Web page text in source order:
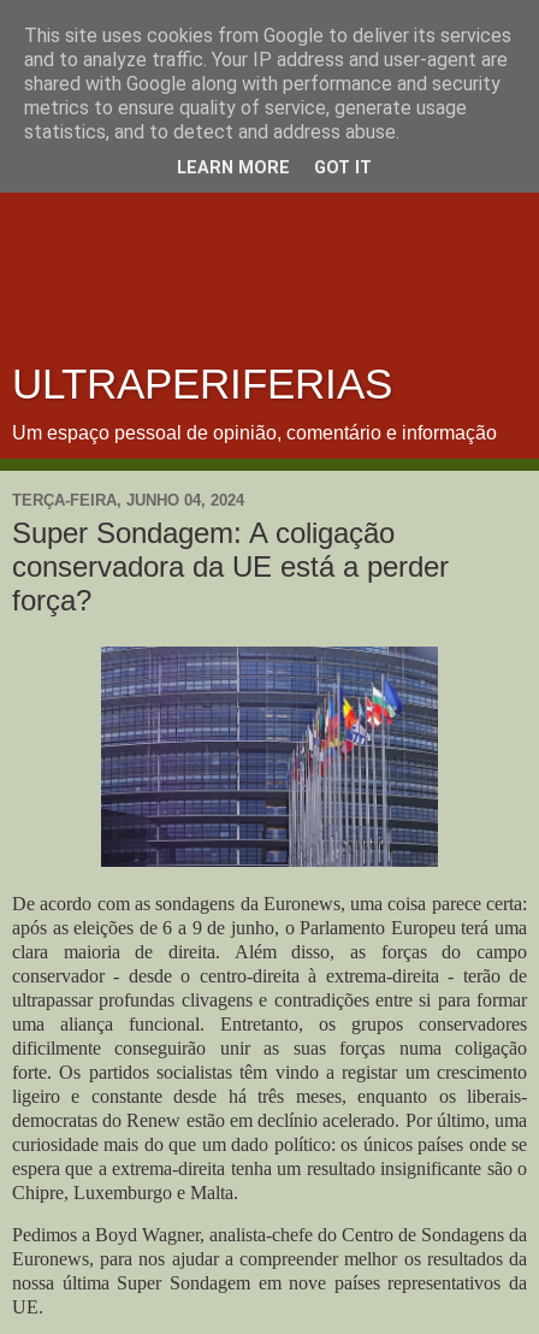
ULTRAPERIFERIAS
Um espaço pessoal de opinião, comentário e informação
TERÇA-FEIRA, JUNHO 04, 2024
Super Sondagem: A coligação
conservadora da UE está a perder
força?
De acordo com as sondagens da Euronews, uma coisa parece certa:
após as eleições de 6 a 9 de junho, o Parlamento Europeu terá uma
clara maioria de direita. Além disso, as forças do campo
conservador - desde o centro-direita à extrema-direita - terão de
ultrapassar profundas clivagens e contradições entre si para formar
uma aliança funcional. Entretanto, os grupos conservadores
dificilmente conseguirão unir as suas forças numa coligação
forte.Os partidos socialistas têm vindo a registar um crescimento
ligeiro e constante desde há três meses, enquanto os liberais-
democratas do Renew estão em declínio acelerado. Por último, uma
curiosidade mais do que um dado político: os únicos países onde se
espera que a extrema-direita tenha um resultado insignificante são o
Chipre, Luxemburgo e Malta.
Pedimos a Boyd Wagner, analista-chefe do Centro de Sondagens da
Euronews, para nos ajudar a compreender melhor os resultados da
nossa última Super Sondagem em nove países representativos da
UE.
This site uses cookies from Google to deliver its services
and to analyze traffic. Your IP address and user-agent are
shared with Google along with performance and security
metrics to ensure quality of service, generate usage
statistics, and to detect and address abuse.
LEARN MORE GOT IT